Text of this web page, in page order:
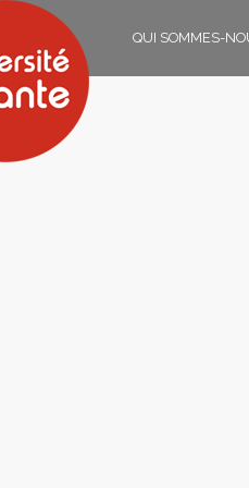
QUI SOMMES-